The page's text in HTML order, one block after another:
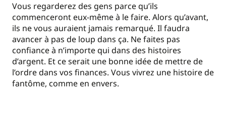
Vous regarderez des gens parce qu’ils
commenceront eux-même à le faire. Alors qu’avant,
ils ne vous auraient jamais remarqué. Il faudra
avancer à pas de loup dans ça. Ne faites pas
confiance à n’importe qui dans des histoires
d’argent. Et ce serait une bonne idée de mettre de
l’ordre dans vos finances. Vous vivrez une histoire de
fantôme, comme en envers.